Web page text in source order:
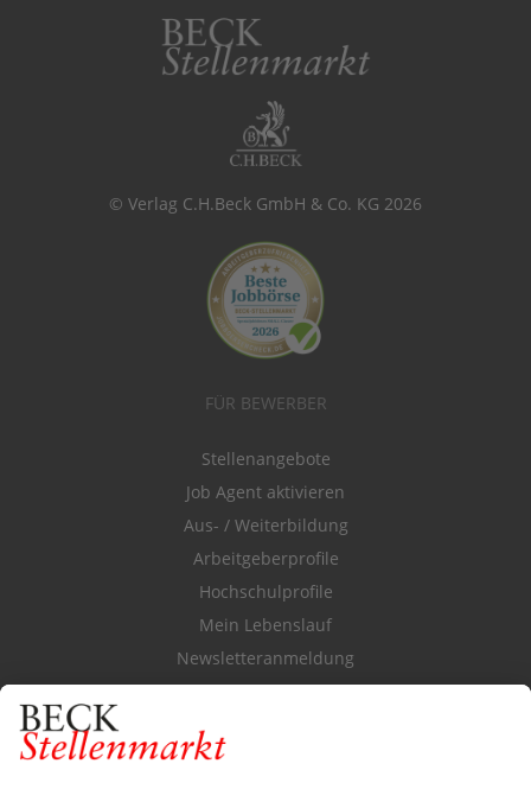
© Verlag C.H.Beck GmbH & Co. KG 2026
FÜR BEWERBER
Stellenangebote
Job Agent aktivieren
Aus- / Weiterbildung
Arbeitgeberprofile
Hochschulprofile
Mein Lebenslauf
Newsletteranmeldung
Durchsuchen Sie den Stellenkatalog
FÜR ARBEITGEBER